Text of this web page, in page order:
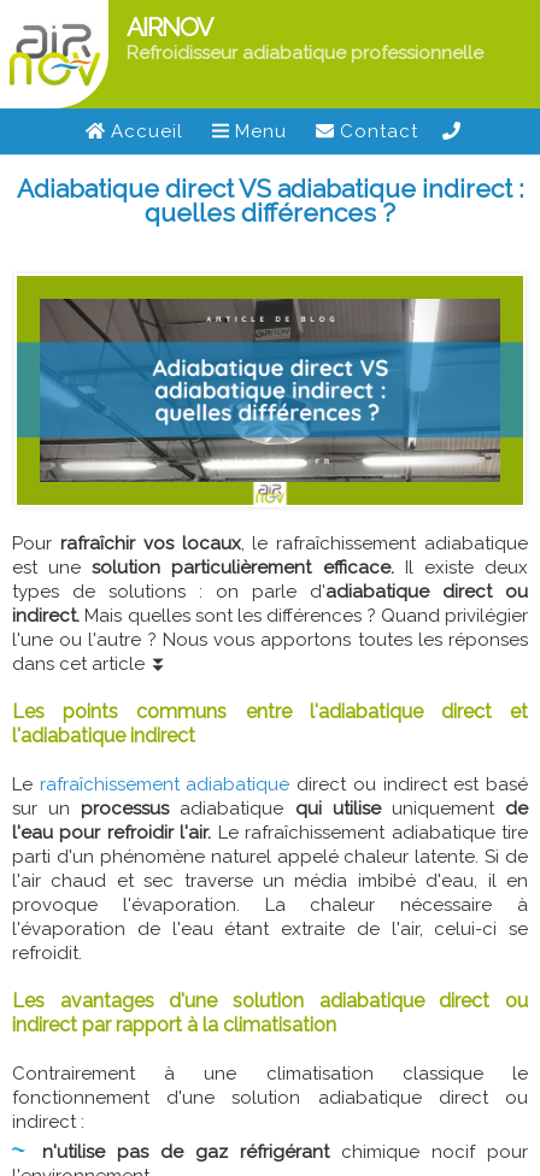
AIRNOV
Refroidisseur adiabatique professionnelle
Accueil Menu Contact
Adiabatique direct VS adiabatique indirect :
quelles différences ?
Pour rafraîchir vos locaux, le rafraîchissement adiabatique
est unesolution particulièrement efficace.Il existe deux
types de solutions : on parle d'adiabatique direct ou
indirect. Mais quelles sont les différences ? Quand privilégier
l'une ou l'autre ? Nous vous apportons toutes les réponses
dans cet article ⏬
Les points communs entre l'adiabatique direct et
l'adiabatique indirect
Le rafraîchissement adiabatique direct ou indirect est basé
sur un processus adiabatique qui utiliseuniquement de
l'eau pour refroidir l'air. Le rafraîchissement adiabatique tire
parti d'un phénomène naturel appelé chaleur latente. Si de
l'air chaud et sec traverse un média imbibé d'eau, il en
provoque l'évaporation. La chaleur nécessaire à
l'évaporation de l'eau étant extraite de l'air, celui-ci se
refroidit.
Les avantages d'une solution adiabatique direct ou
indirect par rapport à la climatisation
Contrairement à une climatisation classique le
fonctionnement d'une solution adiabatique direct ou
indirect :
n'utilise pas de gaz réfrigérant chimique nocif pour